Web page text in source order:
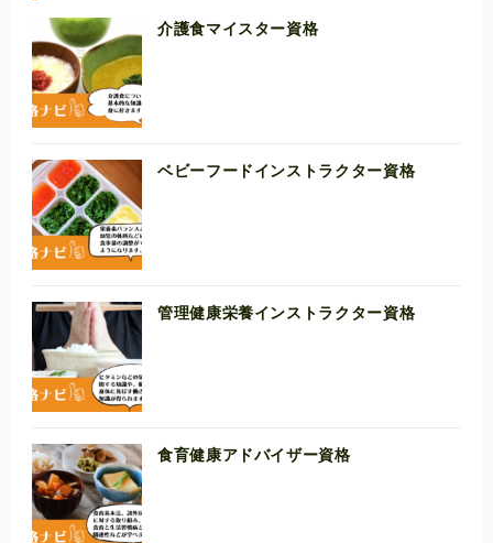
介護食マイスター資格
ベビーフードインストラクター資格
管理健康栄養インストラクター資格
食育健康アドバイザー資格